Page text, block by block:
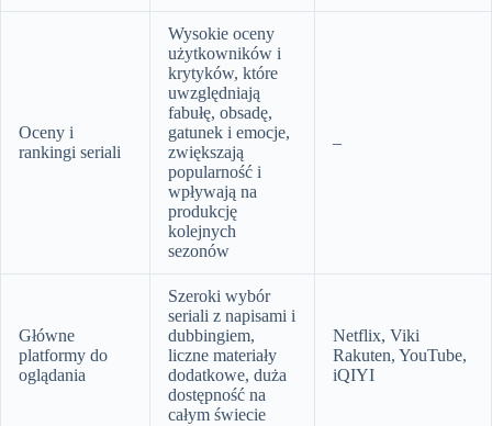
Oceny i
rankingi seriali
Wysokie oceny
użytkowników i
krytyków, które
uwzględniają
fabułę, obsadę,
gatunek i emocje,
zwiększają
popularność i
wpływają na
produkcję
kolejnych
sezonów
–
Główne
platformy do
oglądania
Szeroki wybór
seriali z napisami i
dubbingiem,
liczne materiały
dodatkowe, duża
dostępność na
całym świecie
Netflix, Viki
Rakuten, YouTube,
iQIYI